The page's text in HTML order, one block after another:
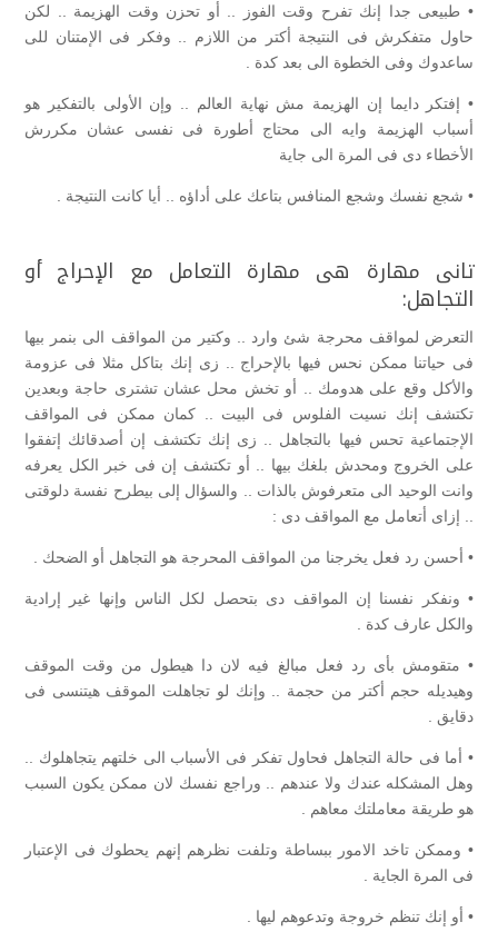
• طبيعى جدا إنك تفرح وقت الفوز .. أو تحزن وقت الهزيمة .. لكن
حاول متفكرش فى النتيجة أكتر من اللازم .. وفكر فى الإمتنان للى
ساعدوك وفى الخطوة الى بعد كدة .
• إفتكر دايما إن الهزيمة مش نهاية العالم .. وإن الأولى بالتفكير هو
أسباب الهزيمة وايه الى محتاج أطورة فى نفسى عشان مكررش
الأخطاء دى فى المرة الى جاية
• شجع نفسك وشجع المنافس بتاعك على أداؤه .. أيا كانت النتيجة .
تانى مهارة هى مهارة التعامل مع الإحراج أو
التجاهل:
التعرض لمواقف محرجة شئ وارد .. وكتير من المواقف الى بنمر بيها
فى حياتنا ممكن نحس فيها بالإحراج .. زى إنك بتاكل مثلا فى عزومة
والأكل وقع على هدومك .. أو تخش محل عشان تشترى حاجة وبعدين
تكتشف إنك نسيت الفلوس فى البيت .. كمان ممكن فى المواقف
الإجتماعية تحس فيها بالتجاهل .. زى إنك تكتشف إن أصدقائك إتفقوا
على الخروج ومحدش بلغك بيها .. أو تكتشف إن فى خبر الكل يعرفه
وانت الوحيد الى متعرفوش بالذات .. والسؤال إلى بيطرح نفسة دلوقتى
.. إزاى أتعامل مع المواقف دى :
• أحسن رد فعل يخرجنا من المواقف المحرجة هو التجاهل أو الضحك .
• ونفكر نفسنا إن المواقف دى بتحصل لكل الناس وإنها غير إرادية
والكل عارف كدة .
• متقومش بأى رد فعل مبالغ فيه لان دا هيطول من وقت الموقف
وهيديله حجم أكتر من حجمة .. وإنك لو تجاهلت الموقف هيتنسى فى
دقايق .
• أما فى حالة التجاهل فحاول تفكر فى الأسباب الى خلتهم يتجاهلوك ..
وهل المشكله عندك ولا عندهم .. وراجع نفسك لان ممكن يكون السبب
هو طريقة معاملتك معاهم .
• وممكن تاخد الامور ببساطة وتلفت نظرهم إنهم يحطوك فى الإعتبار
فى المرة الجاية .
• أو إنك تنظم خروجة وتدعوهم ليها .